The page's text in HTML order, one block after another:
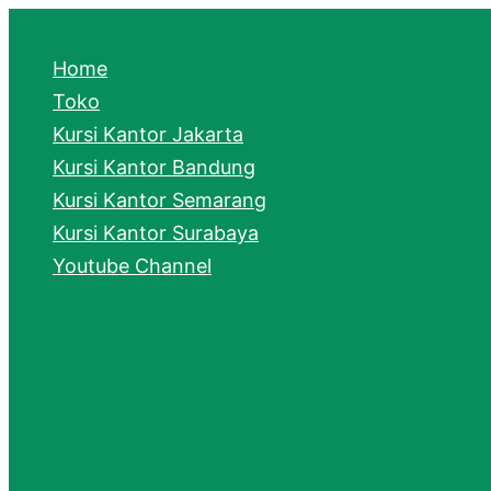
e
a
r
c
h
Home
Toko
Kursi Kantor Jakarta
Kursi Kantor Bandung
Kursi Kantor Semarang
Kursi Kantor Surabaya
Youtube Channel